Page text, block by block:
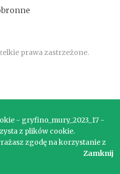
prawa zastrzeżone.
- gryfino_mury_2023_17 -
z plików cookie.
zgodę na korzystanie z
Zamknij